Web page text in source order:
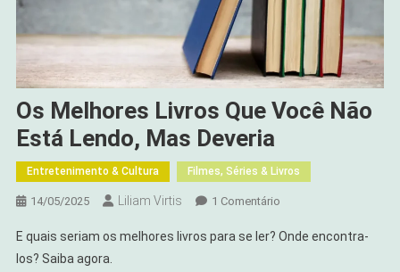
Os Melhores Livros Que Você Não
Está Lendo, Mas Deveria
Entretenimento & Cultura Filmes, Séries & Livros
14/05/2025 Liliam Virtis 1 ComentárioEm
Melhores
E quais seriam os melhores livros para se ler? Onde encontra-
los? Saiba agora.